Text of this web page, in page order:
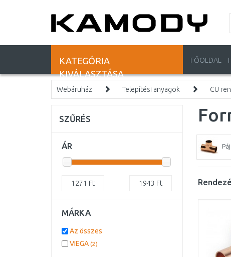
KATEGÓRIA
KIVÁLASZTÁSA
FŐOLDAL
Webáruház Telepítési anyagok CU
SZŰRÉS
ÁR
1271 Ft 1943 Ft
MÁRKA
Az összes
VIEGA (2)